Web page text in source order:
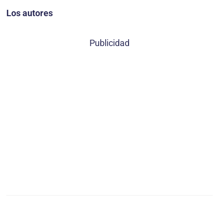
Los autores
Publicidad